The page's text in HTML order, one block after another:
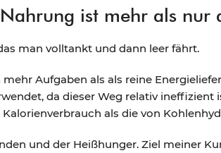
Nahrung ist mehr als nur
man volltankt und dann leer fährt.
Aufgaben als als reine
da dieser Weg relativ
als die von
und der Heißhunger. Ziel meiner